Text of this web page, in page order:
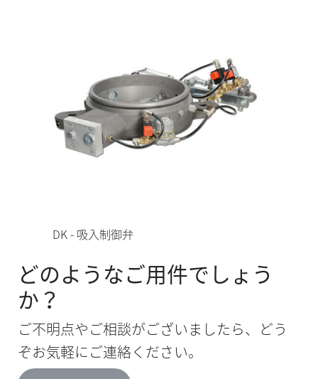
DK - 吸入制御弁
どのようなご用件でしょう
か？
ご不明点やご相談がございましたら、どう
ぞお気軽にご連絡ください。